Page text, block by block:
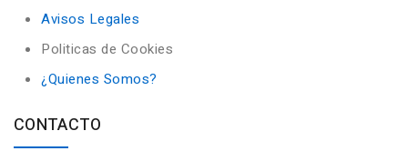
Avisos Legales
Politicas de Cookies
¿Quienes Somos?
CONTACTO